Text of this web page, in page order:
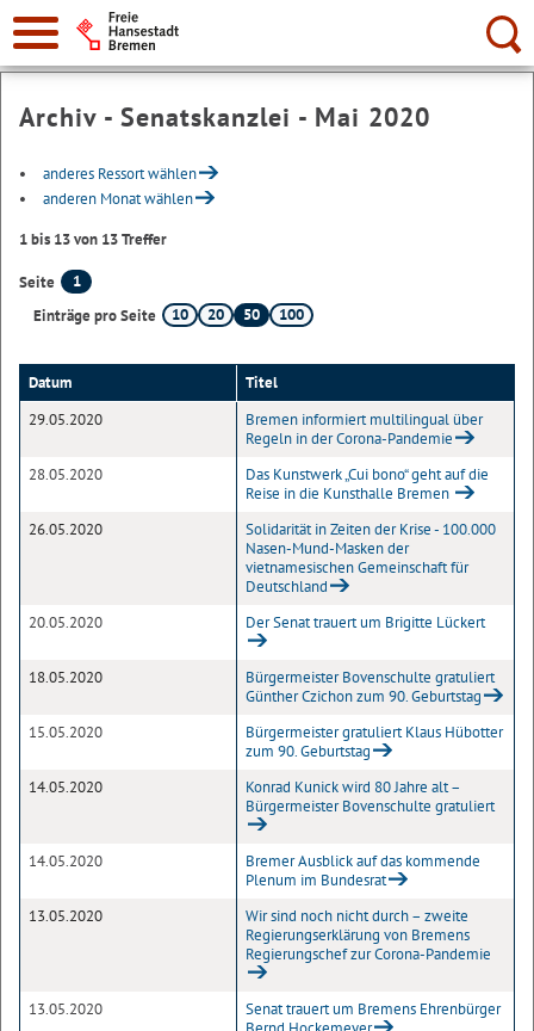
Suche:
Archiv - Senatskanzlei - Mai 2020
anderes Ressort wählen
anderen Monat wählen
1 bis 13 von 13 Treffer
Seite
1
Einträge pro Seite
10 20 50 100
Datum
Titel
29.05.2020
Bremen informiert multilingual über
Regeln in der Corona-Pandemie
28.05.2020
Das Kunstwerk „Cui bono“ geht auf die
Reise in die Kunsthalle Bremen
26.05.2020
Solidarität in Zeiten der Krise - 100.000
Nasen-Mund-Masken der
vietnamesischen Gemeinschaft für
Deutschland
20.05.2020
Der Senat trauert um Brigitte Lückert
18.05.2020
Bürgermeister Bovenschulte gratuliert
Günther Czichon zum 90. Geburtstag
15.05.2020
Bürgermeister gratuliert Klaus Hübotter
zum 90. Geburtstag
14.05.2020
Konrad Kunick wird 80 Jahre alt –
Bürgermeister Bovenschulte gratuliert
14.05.2020
Bremer Ausblick auf das kommende
Plenum im Bundesrat
13.05.2020
Wir sind noch nicht durch – zweite
Regierungserklärung von Bremens
Regierungschef zur Corona-Pandemie
13.05.2020
Senat trauert um Bremens Ehrenbürger